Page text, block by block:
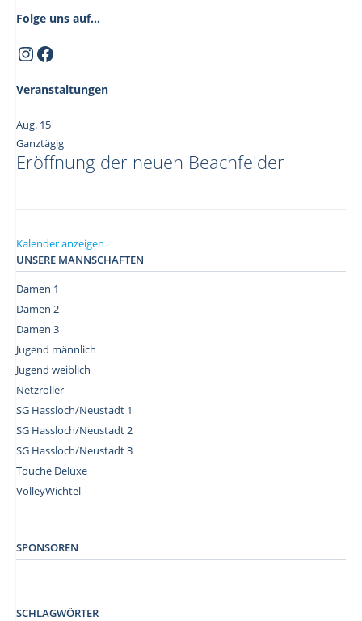
Folge uns auf...
Instagram
Facebook
Veranstaltungen
Aug. 15
Ganztägig
Eröffnung der neuen Beachfelder
Kalender anzeigen
UNSERE MANNSCHAFTEN
Damen 1
Damen 2
Damen 3
Jugend männlich
Jugend weiblich
Netzroller
SG Hassloch/Neustadt 1
SG Hassloch/Neustadt 2
SG Hassloch/Neustadt 3
Touche Deluxe
VolleyWichtel
SPONSOREN
SCHLAGWÖRTER